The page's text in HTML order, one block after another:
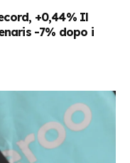
+0,44% Il
-7% dopo i